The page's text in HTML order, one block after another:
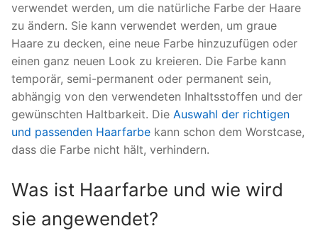
verwendet werden, um die natürliche Farbe der Haare
zu ändern. Sie kann verwendet werden, um graue
Haare zu decken, eine neue Farbe hinzuzufügen oder
einen ganz neuen Look zu kreieren. Die Farbe kann
temporär, semi-permanent oder permanent sein,
abhängig von den verwendeten Inhaltsstoffen und der
gewünschten Haltbarkeit. Die Auswahl der richtigen
und passenden Haarfarbe kann schon dem Worstcase,
dass die Farbe nicht hält, verhindern.
Was ist Haarfarbe und wie wird
sie angewendet?